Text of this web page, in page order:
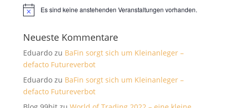
HinweisEs sind keine anstehenden Veranstaltungen vorhanden.
Neueste Kommentare
Eduardozu BaFin sorgt sich um Kleinanleger –
defacto Futureverbot
Eduardozu BaFin sorgt sich um Kleinanleger –
defacto Futureverbot